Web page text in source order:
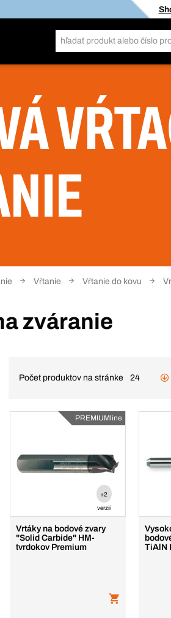
Vŕtanie Vŕtanie do kovu
zváranie
Počet produktov na stránke 24
PREMIUMline
+2
verzií
Vrtáky na bodové zvary
"Solid Carbide" HM-
tvrdokov Premium
TiAlN